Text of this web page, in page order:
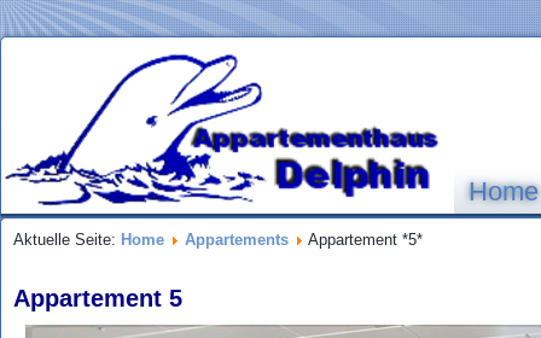
Home
Aktuelle Seite: Home Appartements Appartement *5*
Appartement 5